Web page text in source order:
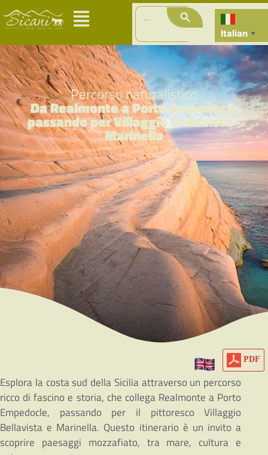
Search
for:
Search Button
Italian ▼
Percorso naturalistico
Da Realmonte a Porto Empedocle
passando per Villaggio Bellavista -
Marinella
PDF
Esplora la costa sud della Sicilia attraverso un percorso
ricco di fascino e storia, che collega Realmonte a Porto
Empedocle, passando per il pittoresco Villaggio
Bellavista e Marinella. Questo itinerario è un invito a
scoprire paesaggi mozzafiato, tra mare, cultura e